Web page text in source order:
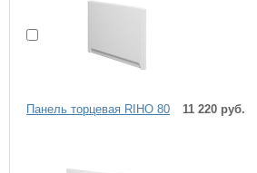
Панель торцевая RIHO 80 11 220 руб.